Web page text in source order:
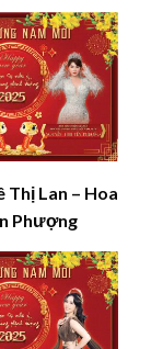
Thị Lan – Hoa
Phượng